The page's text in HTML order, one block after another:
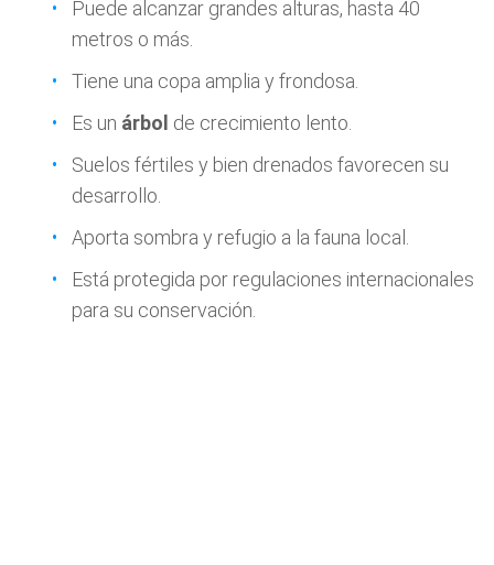
Puede alcanzar grandes alturas, hasta 40
metros o más.
Tiene una copa amplia y frondosa.
Es un árbol de crecimiento lento.
Suelos fértiles y bien drenados favorecen su
desarrollo.
Aporta sombra y refugio a la fauna local.
Está protegida por regulaciones internacionales
para su conservación.